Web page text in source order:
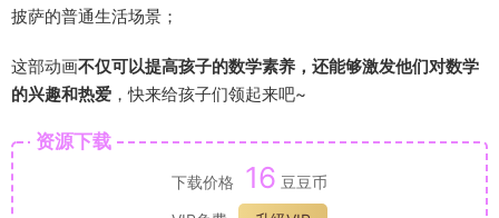
披萨的普通生活场景；
这部动画不仅可以提高孩子的数学素养，还能够激发他们对数学
的兴趣和热爱 ，快来给孩子们领起来吧~
资源下载
下载价格 16 豆豆币